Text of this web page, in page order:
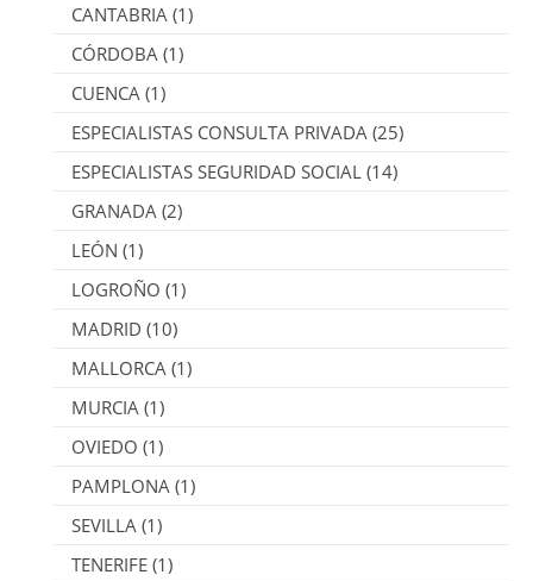
CANTABRIA (1)
CÓRDOBA (1)
CUENCA (1)
ESPECIALISTAS CONSULTA PRIVADA (25)
ESPECIALISTAS SEGURIDAD SOCIAL (14)
GRANADA (2)
LEÓN (1)
LOGROÑO (1)
MADRID (10)
MALLORCA (1)
MURCIA (1)
OVIEDO (1)
PAMPLONA (1)
SEVILLA (1)
TENERIFE (1)